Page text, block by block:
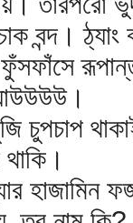
বন্দ।
চুপচাপ
হাজামিন